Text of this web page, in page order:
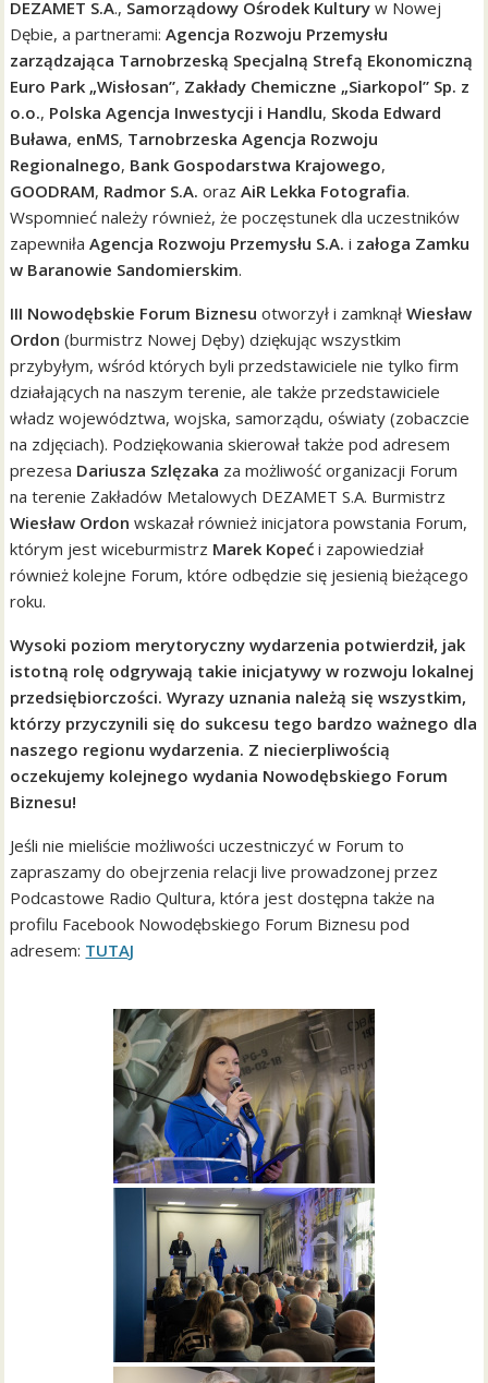
DEZAMET S.A., Samorządowy Ośrodek Kultury w Nowej
Dębie, a partnerami:Agencja Rozwoju Przemysłu
zarządzająca Tarnobrzeską Specjalną Strefą Ekonomiczną
Euro Park „Wisłosan”, Zakłady Chemiczne „Siarkopol” Sp. z
o.o., Polska Agencja Inwestycji i Handlu, Skoda Edward
Buława, enMS, Tarnobrzeska Agencja Rozwoju
Regionalnego, Bank Gospodarstwa Krajowego,
GOODRAM, Radmor S.A. oraz AiR Lekka Fotografia.
Wspomnieć należy również, że poczęstunek dla uczestników
zapewniłaAgencja Rozwoju Przemysłu S.A. i załoga Zamku
w Baranowie Sandomierskim.
III Nowodębskie Forum Biznesu otworzył i zamknąłWiesław
Ordon (burmistrz Nowej Dęby) dziękując wszystkim
przybyłym, wśród których byli przedstawiciele nie tylko firm
działających na naszym terenie, ale także przedstawiciele
władz województwa, wojska, samorządu, oświaty (zobaczcie
na zdjęciach). Podziękowania skierował także pod adresem
prezesa Dariusza Szlęzaka za możliwość organizacji Forum
na terenie Zakładów Metalowych DEZAMET S.A. Burmistrz
Wiesław Ordon wskazał również inicjatora powstania Forum,
którym jest wiceburmistrz Marek Kopeć i zapowiedział
również kolejne Forum, które odbędzie się jesienią bieżącego
roku.
Wysoki poziom merytoryczny wydarzenia potwierdził, jak
istotną rolę odgrywają takie inicjatywy w rozwoju lokalnej
przedsiębiorczości. Wyrazy uznania należą się wszystkim,
którzy przyczynili się do sukcesu tego bardzo ważnego dla
naszego regionu wydarzenia. Z niecierpliwością
oczekujemy kolejnego wydania Nowodębskiego Forum
Biznesu!
Jeśli nie mieliście możliwości uczestniczyć w Forum to
zapraszamy do obejrzenia relacji live prowadzonej przez
Podcastowe Radio Qultura, która jest dostępna także na
profilu Facebook Nowodębskiego Forum Biznesu pod
adresem: TUTAJ